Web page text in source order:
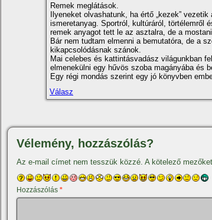
Remek meglátások.
Ilyeneket olvashatunk, ha értő „kezek”
ismeretanyag. Sportról, kultúráról, törtélemről
remek anyagot tett le az asztalra, de a
Bár nem tudtam elmenni a bemutatóra, de a
kikapcsolódásnak szánok.
Mai celebes és kattintásvadász világunkban
elmenekülni egy hűvös szoba magányába és
Egy régi mondás szerint egy jó könyvben
Válasz
Vélemény, hozzászólás?
Az e-mail címet nem tesszük közzé. A kötelező mezőket
Hozzászólás *